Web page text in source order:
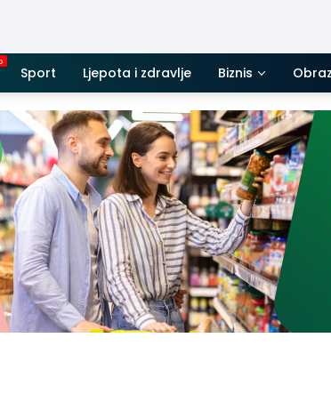
Sport Ljepota i zdravlje Biznis